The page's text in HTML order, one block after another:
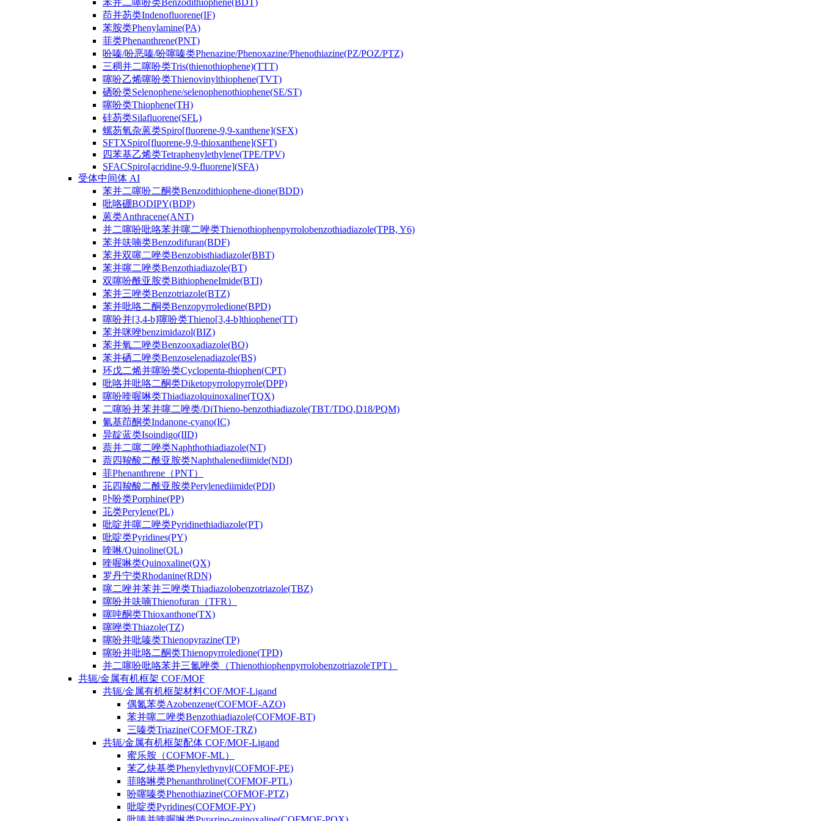
苯并二噻吩类Benzodithiophene(BDT)
茚并芴类Indenofluorene(IF)
苯胺类Phenylamine(PA)
菲类Phenanthrene(PNT)
吩嗪/吩恶嗪/吩噻嗪类Phenazine/Phenoxazine/Phenothiazine(PZ/POZ/PTZ)
三稠并二噻吩类Tris(thienothiophene)(TTT)
噻吩乙烯噻吩类Thienovinylthiophene(TVT)
硒吩类Selenophene/selenophenothiophene(SE/ST)
噻吩类Thiophene(TH)
硅芴类Silafluorene(SFL)
螺芴氧杂蒽类Spiro[fluorene-9,9-xanthene](SFX)
SFTXSpiro[fluorene-9,9-thioxanthene](SFT)
四苯基乙烯类Tetraphenylethylene(TPE/TPV)
SFACSpiro[acridine-9,9-fluorene](SFA)
受体中间体 AI
苯并二噻吩二酮类Benzodithiophene-dione(BDD)
吡咯硼BODIPY(BDP)
蒽类Anthracene(ANT)
并二噻吩吡咯苯并噻二唑类Thienothiophenpyrrolobenzothiadiazole(TPB, Y6)
苯并呋喃类Benzodifuran(BDF)
苯并双噻二唑类Benzobisthiadiazole(BBT)
苯并噻二唑类Benzothiadiazole(BT)
双噻吩酰亚胺类BithiopheneImide(BTI)
苯并三唑类Benzotriazole(BTZ)
苯并吡咯二酮类Benzopyrroledione(BPD)
噻吩并[3,4-b]噻吩类Thieno[3,4-b]thiophene(TT)
苯并咪唑benzimidazol(BIZ)
苯并氧二唑类Benzooxadiazole(BO)
苯并硒二唑类Benzoselenadiazole(BS)
环戊二烯并噻吩类Cyclopenta-thiophen(CPT)
吡咯并吡咯二酮类Diketopyrrolopyrrole(DPP)
噻吩喹喔啉类Thiadiazolquinoxaline(TQX)
二噻吩并苯并噻二唑类/DiThieno-benzothiadiazole(TBT/TDQ,D18/PQM)
氰基茚酮类Indanone-cyano(IC)
异靛蓝类Isoindigo(IID)
萘并二噻二唑类Naphthothiadiazole(NT)
萘四羧酸二酰亚胺类Naphthalenediimide(NDI)
菲Phenanthrene（PNT）
苝四羧酸二酰亚胺类Perylenediimide(PDI)
卟吩类Porphine(PP)
苝类Perylene(PL)
吡啶并噻二唑类Pyridinethiadiazole(PT)
吡啶类Pyridines(PY)
喹啉/Quinoline(QL)
喹喔啉类Quinoxaline(QX)
罗丹宁类Rhodanine(RDN)
噻二唑并苯并三唑类Thiadiazolobenzotriazole(TBZ)
噻吩并呋喃Thienofuran（TFR）
噻吨酮类Thioxanthone(TX)
噻唑类Thiazole(TZ)
噻吩并吡嗪类Thienopyrazine(TP)
噻吩并吡咯二酮类Thienopyrroledione(TPD)
并二噻吩吡咯苯并三氮唑类（ThienothiophenpyrrolobenzotriazoleTPT）
共轭/金属有机框架 COF/MOF
共轭/金属有机框架材料COF/MOF-Ligand
偶氮苯类Azobenzene(COFMOF-AZO)
苯并噻二唑类Benzothiadiazole(COFMOF-BT)
三嗪类Triazine(COFMOF-TRZ)
共轭/金属有机框架配体 COF/MOF-Ligand
蜜乐胺（COFMOF-ML）
苯乙炔基类Phenylethynyl(COFMOF-PE)
菲咯啉类Phenanthroline(COFMOF-PTL)
吩噻嗪类Phenothiazine(COFMOF-PTZ)
吡啶类Pyridines(COFMOF-PY)